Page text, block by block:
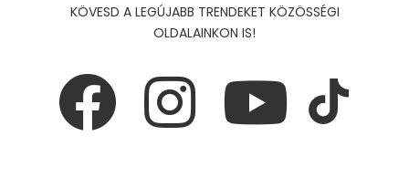
KÖVESD A LEGÚJABB TRENDEKET KÖZÖSSÉGI
OLDALAINKON IS!